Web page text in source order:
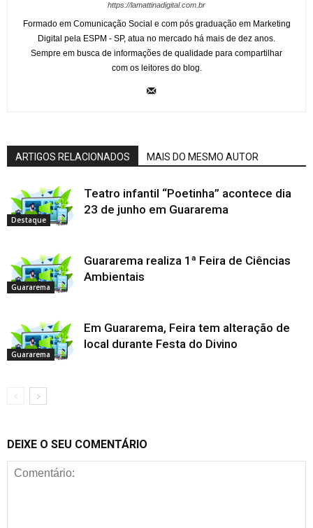
https://lamattinadigital.com.br
Formado em Comunicação Social e com pós graduação em Marketing
Digital pela ESPM - SP, atua no mercado há mais de dez anos.
Sempre em busca de informações de qualidade para compartilhar
com os leitores do blog.
ARTIGOS RELACIONADOS MAIS DO MESMO AUTOR
Destaque
Teatro infantil “Poetinha” acontece dia
23 de junho em Guararema
Guararema
Guararema realiza 1ª Feira de Ciências
Ambientais
Guararema
Em Guararema, Feira tem alteração de
local durante Festa do Divino
DEIXE O SEU COMENTÁRIO